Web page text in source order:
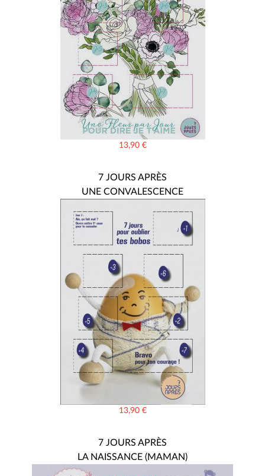
13,90 €
7 JOURS APRÈS
UNE CONVALESCENCE
13,90 €
7 JOURS APRÈS
LA NAISSANCE (MAMAN)